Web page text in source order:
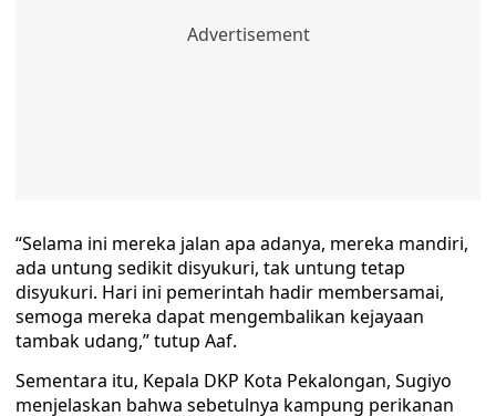
“Selama ini mereka jalan apa adanya, mereka mandiri,
ada untung sedikit disyukuri, tak untung tetap
disyukuri. Hari ini pemerintah hadir membersamai,
semoga mereka dapat mengembalikan kejayaan
tambak udang,” tutup Aaf.
Sementara itu, Kepala DKP Kota Pekalongan, Sugiyo
menjelaskan bahwa sebetulnya kampung perikanan